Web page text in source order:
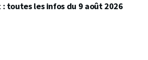
toutes les infos du 9 août 2026